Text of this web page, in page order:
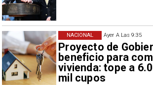
Ayer A Las 9:35
Proyecto de
beneficio para
vivienda: tope a
mil cupos
NACIONAL